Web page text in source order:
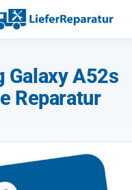
Galaxy A52s
Reparatur